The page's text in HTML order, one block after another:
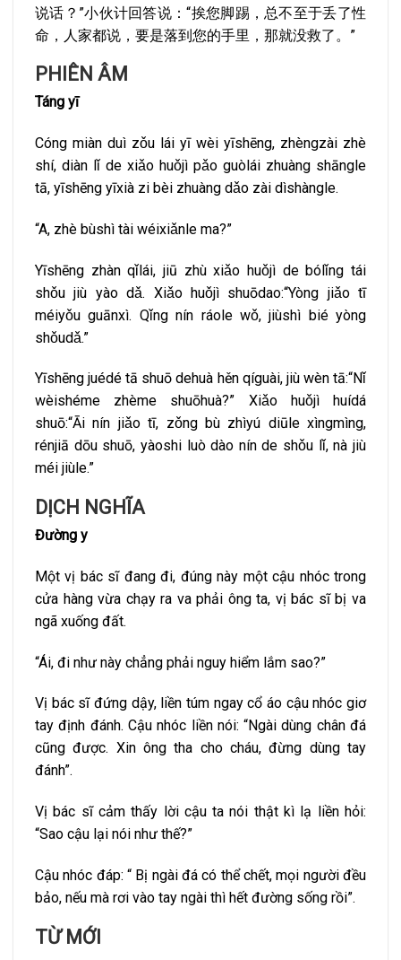
说话？”小伙计回答说：“挨您脚踢，总不至于丢了性
命，人家都说，要是落到您的手里，那就没救了。”
PHIÊN ÂM
Táng yī
Cóng miàn duì zǒu lái yī wèi yīshēng, zhèngzài zhè
shí, diàn lǐ de xiǎo huǒjì pǎo guòlái zhuàng shāngle
tā, yīshēng yīxià zi bèi zhuàng dǎo zài dìshàngle.
“A, zhè bùshì tài wéixiǎnle ma?”
Yīshēng zhàn qǐlái, jiū zhù xiǎo huǒjì de bólǐng tái
shǒu jiù yào dǎ. Xiǎo huǒjì shuōdao:“Yòng jiǎo tī
méiyǒu guānxì. Qǐng nín ráole wǒ, jiùshì bié yòng
shǒudǎ.”
Yīshēng juédé tā shuō dehuà hěn qíguài, jiù wèn tā:“Nǐ
wèishéme zhème shuōhuà?” Xiǎo huǒjì huídá
shuō:“Āi nín jiǎo tī, zǒng bù zhìyú diūle xìngmìng,
rénjiā dōu shuō, yàoshi luò dào nín de shǒu lǐ, nà jiù
méi jiùle.”
DỊCH NGHĨA
Đường y
Một vị bác sĩ đang đi, đúng này một cậu nhóc trong
cửa hàng vừa chạy ra va phải ông ta, vị bác sĩ bị va
ngã xuống đất.
“Ái, đi như này chẳng phải nguy hiểm lắm sao?”
Vị bác sĩ đứng dậy, liền túm ngay cổ áo cậu nhóc giơ
tay định đánh. Cậu nhóc liền nói: “Ngài dùng chân đá
cũng được. Xin ông tha cho cháu, đừng dùng tay
đánh”.
Vị bác sĩ cảm thấy lời cậu ta nói thật kì lạ liền hỏi:
“Sao cậu lại nói như thế?”
Cậu nhóc đáp: “ Bị ngài đá có thể chết, mọi người đều
bảo, nếu mà rơi vào tay ngài thì hết đường sống rồi”.
TỪ MỚI